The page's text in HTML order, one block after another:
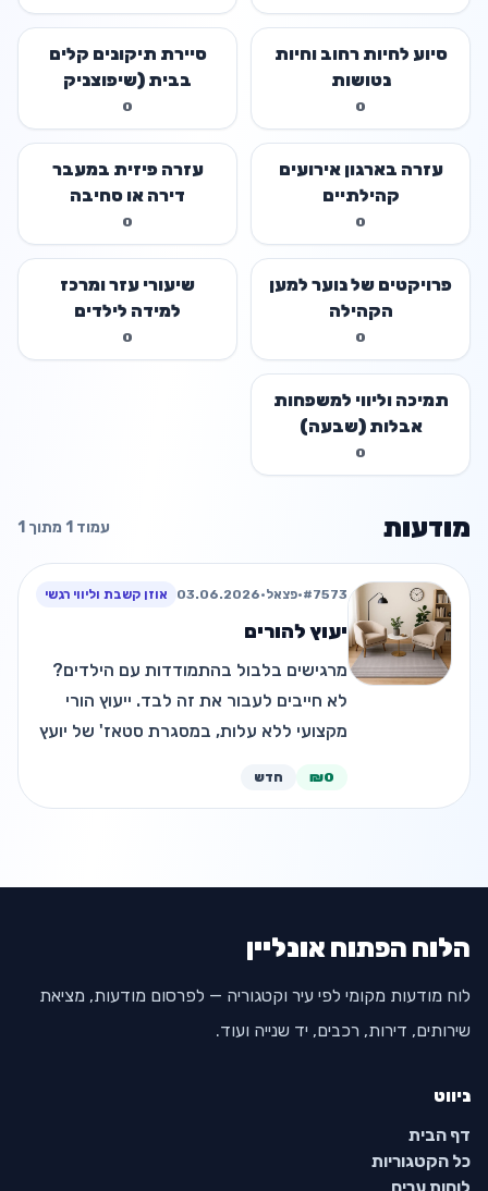
סיוע לחיות רחוב וחיות
נטושות
0
סיירת תיקונים קלים
בבית (שיפוצניק
קהילתי)
0
עזרה בארגון אירועים
קהילתיים
0
עזרה פיזית במעבר
דירה או סחיבה
0
פרויקטים של נוער למען
הקהילה
0
שיעורי עזר ומרכז
למידה לילדים
0
תמיכה וליווי למשפחות
אבלות (שבעה)
0
מודעות עמוד 1 מתוך 1
#7573
•פצאל•
03.06.2026 אוזן קשבת וליווי רגשי
יעוץ להורים
מרגישים בלבול בהתמודדות עם הילדים?
לא חייבים לעבור את זה לבד. ייעוץ הורי
מקצועי ללא עלות, במסגרת סטאז' של יועץ
₪0 חדש
הלוח הפתוח אונליין
לוח מודעות מקומי לפי עיר וקטגוריה — לפרסום מודעות, מציאת
שירותים, דירות, רכבים, יד שנייה ועוד.
ניווט
דף הבית
כל הקטגוריות